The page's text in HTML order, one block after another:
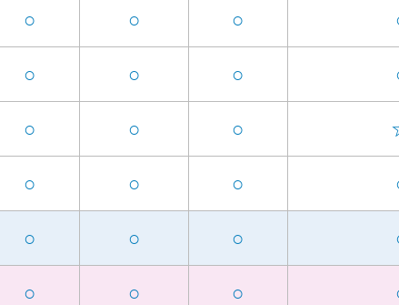
○ ○ ○
○ ○ ○
○ ○ ○
○ ○ ○
○ ○ ○
○ ○ ○